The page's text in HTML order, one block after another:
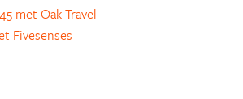
met Oak Travel
Fivesenses